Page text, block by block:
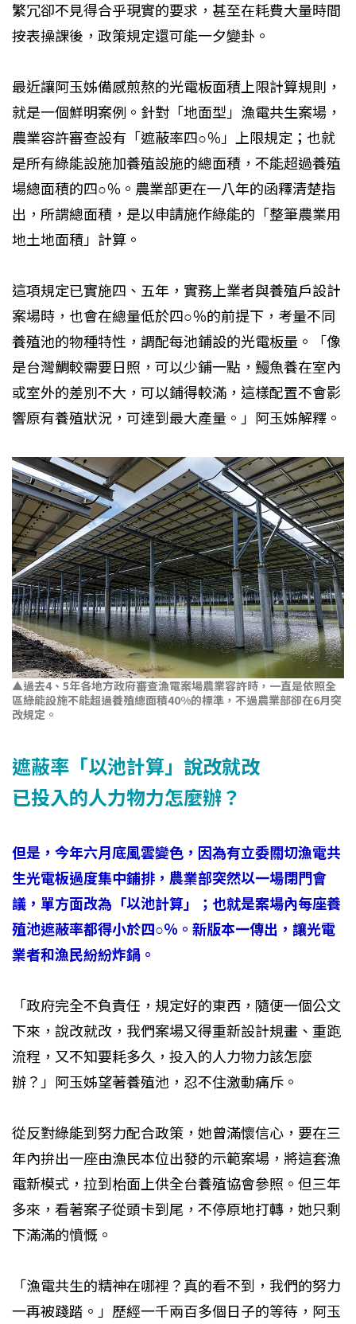
繁冗卻不見得合乎現實的要求，甚至在耗費大量時間
按表操課後，政策規定還可能一夕變卦。
最近讓阿玉姊備感煎熬的光電板面積上限計算規則，
就是一個鮮明案例。針對「地面型」漁電共生案場，
農業容許審查設有「遮蔽率四○％」上限規定；也就
是所有綠能設施加養殖設施的總面積，不能超過養殖
場總面積的四○％。農業部更在一八年的函釋清楚指
出，所謂總面積，是以申請施作綠能的「整筆農業用
地土地面積」計算。
這項規定已實施四、五年，實務上業者與養殖戶設計
案場時，也會在總量低於四○％的前提下，考量不同
養殖池的物種特性，調配每池鋪設的光電板量。「像
是台灣鯛較需要日照，可以少鋪一點，鰻魚養在室內
或室外的差別不大，可以鋪得較滿，這樣配置不會影
響原有養殖狀況，可達到最大產量。」阿玉姊解釋。
▲過去4、5年各地方政府審查漁電案場農業容許時，一直是依照全
區綠能設施不能超過養殖總面積40%的標準，不過農業部卻在6月突
改規定。
遮蔽率「以池計算」說改就改
已投入的人力物力怎麼辦？
但是，今年六月底風雲變色，因為有立委關切漁電共
生光電板過度集中鋪排，農業部突然以一場閉門會
議，單方面改為「以池計算」；也就是案場內每座養
殖池遮蔽率都得小於四○％。新版本一傳出，讓光電
業者和漁民紛紛炸鍋。
「政府完全不負責任，規定好的東西，隨便一個公文
下來，說改就改，我們案場又得重新設計規畫、重跑
流程，又不知要耗多久，投入的人力物力該怎麼
辦？」阿玉姊望著養殖池，忍不住激動痛斥。
從反對綠能到努力配合政策，她曾滿懷信心，要在三
年內拚出一座由漁民本位出發的示範案場，將這套漁
電新模式，拉到枱面上供全台養殖協會參照。但三年
多來，看著案子從頭卡到尾，不停原地打轉，她只剩
下滿滿的憤慨。
「漁電共生的精神在哪裡？真的看不到，我們的努力
一再被踐踏。」歷經一千兩百多個日子的等待，阿玉